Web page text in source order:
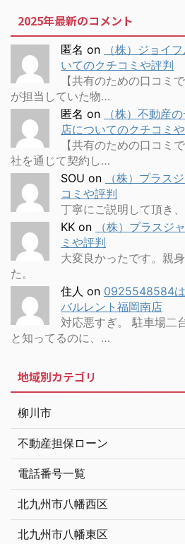
2025年最新のコメント
匿名 on
（株）ジョイ
いてのクチコミや評判
【共有のための口コミ
が担当していた物…
匿名 on
（株）不動産
店についてのクチコミ
【共有のための口コミ
社を通じて契約し…
SOU on
（株）プラス
コミや評判
丁寧にご説明して頂き
KK on
（株）プラスジ
ミや評判
大変良かったです。親
た。
住人 on 0925548584
バルレント福岡南店
対応悪すぎ。 駐車場二
と知ってるのに、…
地域別カテゴリ
柳川市
不動産担保ローン
電話番号一覧
北九州市八幡西区
北九州市八幡東区